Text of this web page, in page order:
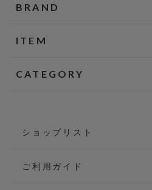
BRAND
ITEM
CATEGORY
ショップリスト
ご利用ガイド